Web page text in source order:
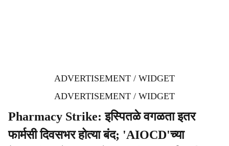
ADVERTISEMENT / WIDGET
ADVERTISEMENT / WIDGET
Pharmacy Strike: इस्‍पितळे वगळता इतर
फार्मसी दिवसभर होत्या बंद; 'AIOCD'च्‍या